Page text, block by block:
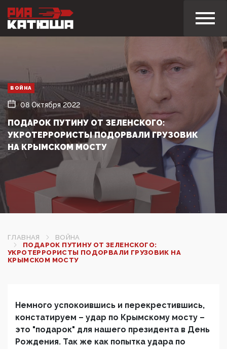
ВОЙНА
08 Октября 2022
ПОДАРОК ПУТИНУ ОТ ЗЕЛЕНСКОГО:
УКРОТЕРРОРИСТЫ ПОДОРВАЛИ ГРУЗОВИК
НА КРЫМСКОМ МОСТУ
ГЛАВНАЯ
ВОЙНА
ПОДАРОК ПУТИНУ ОТ ЗЕЛЕНСКОГО:
УКРОТЕРРОРИСТЫ ПОДОРВАЛИ ГРУЗОВИК НА
КРЫМСКОМ МОСТУ
Немного успокоившись и перекрестившись,
констатируем – удар по Крымскому мосту –
это "подарок" для нашего президента в День
Рождения. Так же как попытка удара по